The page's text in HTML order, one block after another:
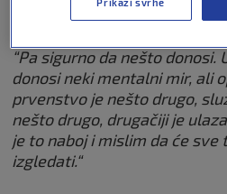
najvećeg reprezentativnog
“Pa sigurno da nešto donosi.
donosi neki mentalni mir, ali
prvenstvo je nešto drugo,
nešto drugo, drugačiji je
je to naboj i mislim da će sve
izgledati.“